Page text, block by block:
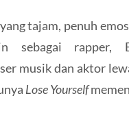
tajam, penuh
sebagai rapper,
musik dan aktor
Lose Yourself